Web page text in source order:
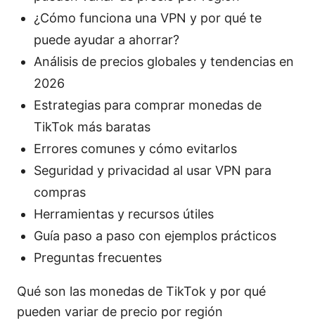
¿Cómo funciona una VPN y por qué te
puede ayudar a ahorrar?
Análisis de precios globales y tendencias en
2026
Estrategias para comprar monedas de
TikTok más baratas
Errores comunes y cómo evitarlos
Seguridad y privacidad al usar VPN para
compras
Herramientas y recursos útiles
Guía paso a paso con ejemplos prácticos
Preguntas frecuentes
Qué son las monedas de TikTok y por qué
pueden variar de precio por región